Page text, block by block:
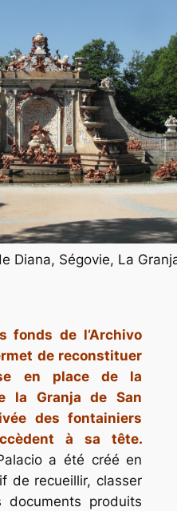
Diana, Ségovie, La
fonds de l’Archivo
de reconstituer
en place de la
la Granja de San
des fontainiers
à sa tête.
a été créé en
de recueillir, classer
produits